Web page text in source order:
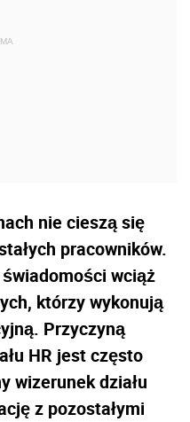
nie cieszą się
pracowników.
wciąż
którzy wykonują
Przyczyną
HR jest często
wizerunek działu
z pozostałymi